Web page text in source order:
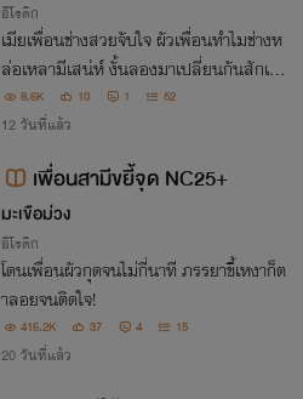
อีโรติก
เมียเพื่อนช่างสวยจับใจ ผัวเพื่อนทำไมช่างห
ล่อเหลามีเสน่ห์ งั้นลองมาเปลี่ยนกันสักเดือ
นไหม
8.6K 10 1 52
12 วันที่แล้ว
เพื่อนสามีขยี้จุด NC25+
มะเขือม่วง
อีโรติก
โดนเพื่อนผัวกุดจนไม่กี่นาที ภรรยาขี้เหงาก็ต
าลอยจนติดใจ!
416.2K 37 4 15
20 วันที่แล้ว